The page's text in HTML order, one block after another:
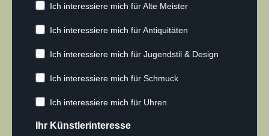
Ich interessiere mich für Alte Meister
Ich interessiere mich für Antiquitäten
Ich interessiere mich für Jugendstil & Design
Ich interessiere mich für Schmuck
Ich interessiere mich für Uhren
Ihr Künstlerinteresse